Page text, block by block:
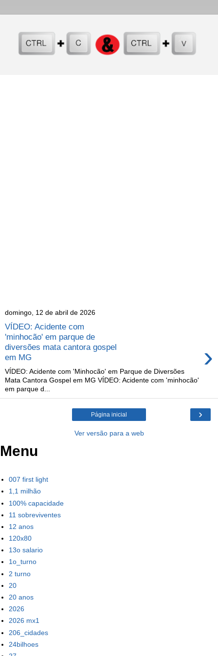
domingo, 12 de abril de 2026
VÍDEO: Acidente com
'minhocão' em parque de
diversões mata cantora gospel
em MG
›
VÍDEO: Acidente com 'Minhocão' em Parque de Diversões
Mata Cantora Gospel em MG VÍDEO: Acidente com 'minhocão'
em parque d...
›
Página inicial
Ver versão para a web
Menu
007 first light
1,1 milhão
100% capacidade
11 sobreviventes
12 anos
120x80
13o salario
1o_turno
2 turno
20
20 anos
2026
2026 mx1
206_cidades
24bilhoes